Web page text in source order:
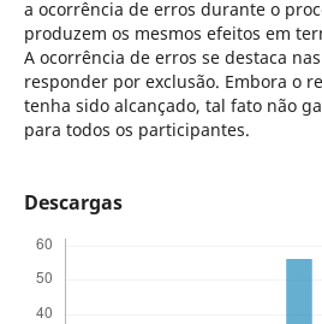
a ocorrência de erros durante o
produzem os mesmos efeitos em
A ocorrência de erros se destaca
responder por exclusão. Embora o
tenha sido alcançado, tal fato não
para todos os participantes.
Descargas